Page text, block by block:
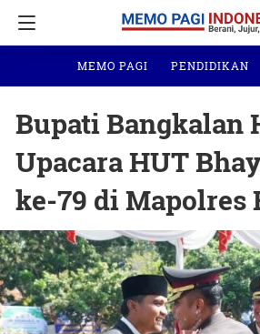
MEMO PAGI PENDIDIKAN
Bupati Bangkalan
Upacara HUT
ke-79 di Mapolres